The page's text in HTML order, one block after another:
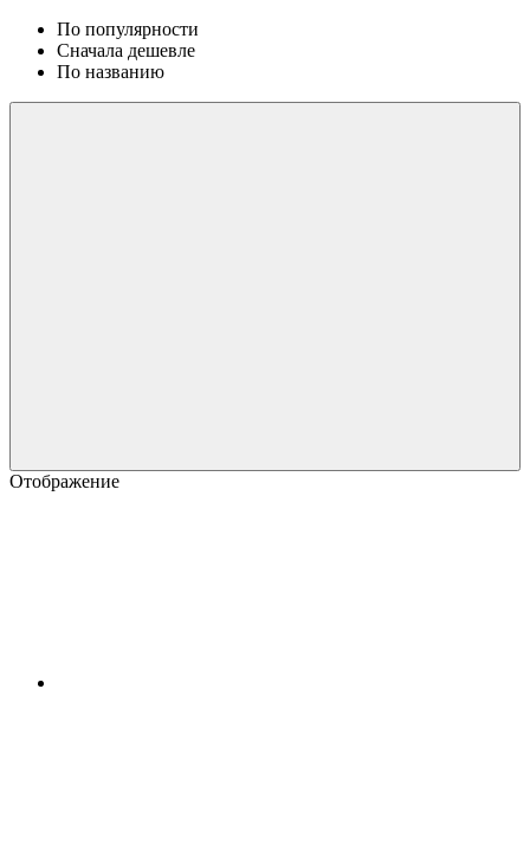
По популярности
Сначала дешевле
По названию
Отображение